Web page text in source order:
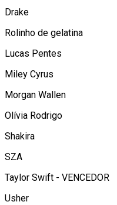
Drake
Rolinho de gelatina
Lucas Pentes
Miley Cyrus
Morgan Wallen
Olívia Rodrigo
Shakira
SZA
Taylor Swift - VENCEDOR
Usher